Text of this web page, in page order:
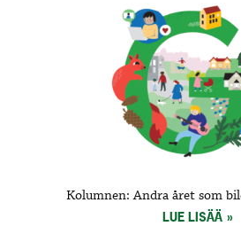
Kolumnen: Andra året som
LUE LISÄÄ